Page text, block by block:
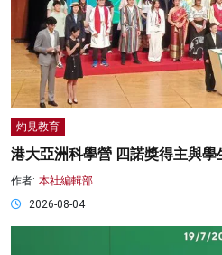
灼見教育
港大亞洲科學營 四諾獎得主與學
作者: 本社編輯部
2026-08-04